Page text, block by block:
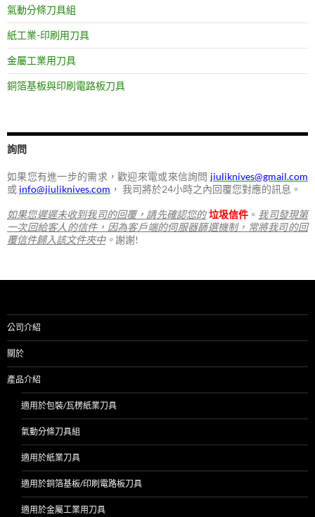
氣動分條刀具組
紙工業-印刷用刀具
金屬工業用刀具
銅箔基板與印刷電路板刀具
詢問
如果您有進一步的需求，歡迎來電或來信詢問 jiuliknives@gmail.com
或 info@jiuliknives.com ， 我司將於24小時之內回覆您對應的訊息。
如果您遲遲未收到我司的回覆，請先確認您的 垃圾信件 。 我司發現第
一次回給客人的信件，因為客戶端的伺服器篩選機制，常將我司的回
覆信件歸入該文件夾中。謝謝!
公司介紹
關於
產品介紹
適用於包裝/瓦楞紙業刀具
氣動分條刀具組
適用於紙業刀具
適用於銅箔基板/印刷電路板刀具
適用於金屬工業用刀具